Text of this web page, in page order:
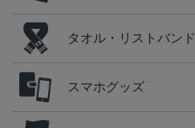
タオル・リストバンド
スマホグッズ